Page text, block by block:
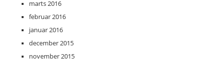
marts 2016
februar 2016
januar 2016
december 2015
november 2015